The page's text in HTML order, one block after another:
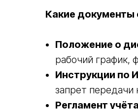
Какие документы
Положение о
рабочий график,
Инструкции по
запрет
Регламент